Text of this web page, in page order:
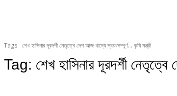
Tags শেখ হাসিনার দূরদর্শী নেতৃত্বে দেশ আজ খাদ্যে স্বয়ংসম্পুর্ণ... কৃষি মন্ত্রী
Tag: শেখ হাসিনার দূরদর্শী